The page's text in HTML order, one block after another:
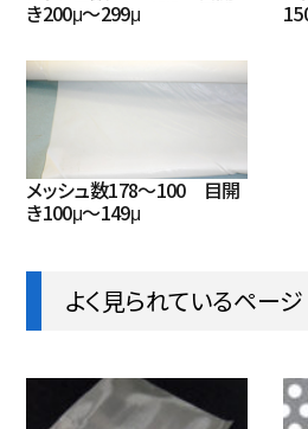
ナイロン 15
ナイロン綾織
（カレンダープレス）
16
き200μ～299μ
メッシュ数178～100 目開
き100μ～149μ
よく見られているページ